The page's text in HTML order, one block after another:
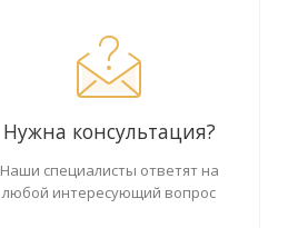
Нужна консультация?
Наши специалисты ответят на
любой интересующий вопрос